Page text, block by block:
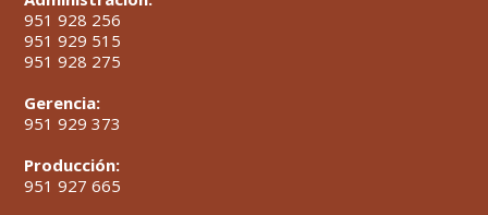
951 928 256
951 929 515
951 928 275
Gerencia:
951 929 373
Producción:
951 927 665